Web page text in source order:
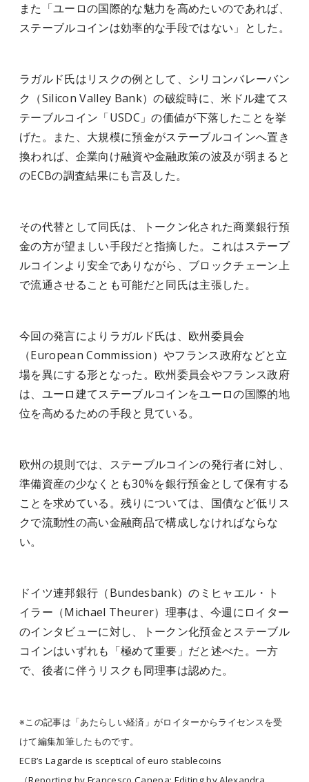
また「ユーロの国際的な魅力を高めたいのであれば、
ステーブルコインは効率的な手段ではない」とした。
ラガルド氏はリスクの例として、シリコンバレーバン
ク（Silicon Valley Bank）の破綻時に、米ドル建てス
テーブルコイン「USDC」の価値が下落したことを挙
げた。また、大規模に預金がステーブルコインへ置き
換われば、企業向け融資や金融政策の波及が弱まると
のECBの調査結果にも言及した。
その代替として同氏は、トークン化された商業銀行預
金の方が望ましい手段だと指摘した。これはステーブ
ルコインより安全でありながら、ブロックチェーン上
で流通させることも可能だと同氏は主張した。
今回の発言によりラガルド氏は、欧州委員会
（European Commission）やフランス政府などと立
場を異にする形となった。欧州委員会やフランス政府
は、ユーロ建てステーブルコインをユーロの国際的地
位を高めるための手段と見ている。
欧州の規則では、ステーブルコインの発行者に対し、
準備資産の少なくとも30%を銀行預金として保有する
ことを求めている。残りについては、国債など低リス
クで流動性の高い金融商品で構成しなければならな
い。
ドイツ連邦銀行（Bundesbank）のミヒャエル・ト
イラー（Michael Theurer）理事は、今週にロイター
のインタビューに対し、トークン化預金とステーブル
コインはいずれも「極めて重要」だと述べた。一方
で、後者に伴うリスクも同理事は認めた。
※この記事は「あたらしい経済」がロイターからライセンスを受
けて編集加筆したものです。
ECB’s Lagarde is sceptical of euro stablecoins